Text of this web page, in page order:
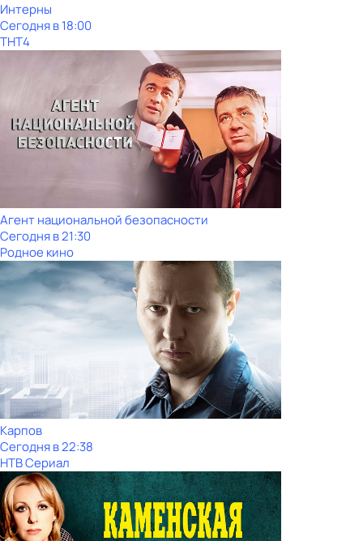
Интерны
Сегодня в 18:00
ТНТ4
Агент национальной безопасности
Сегодня в 21:30
Родное кино
Карпов
Сегодня в 22:38
НТВ Сериал